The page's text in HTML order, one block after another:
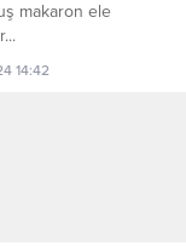
makaron ele
14:42